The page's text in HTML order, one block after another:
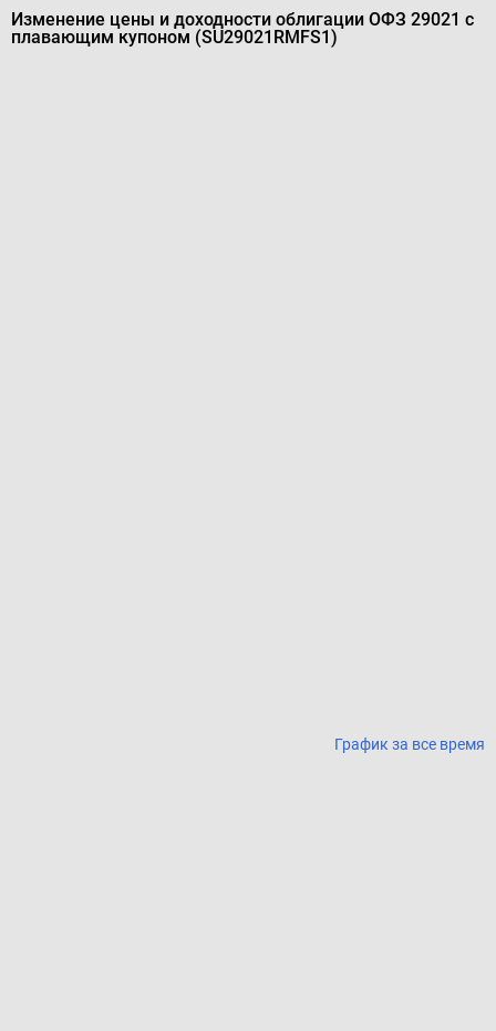
Изменение цены и доходности облигации ОФЗ 29021 с
плавающим купоном (SU29021RMFS1)
График за все время